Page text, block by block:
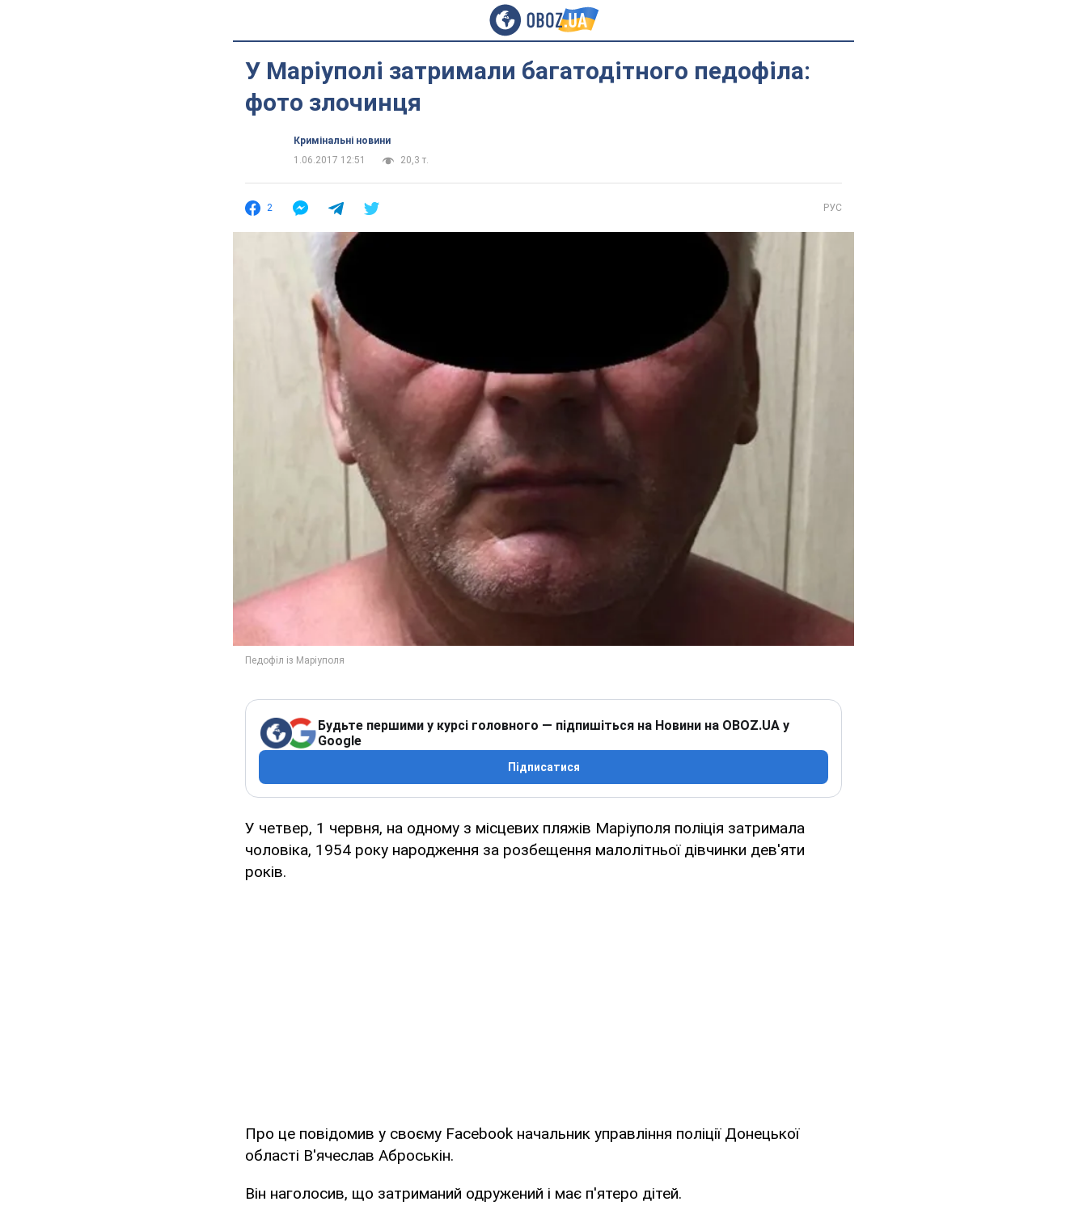
У Маріуполі затримали багатодітного педофіла:
фото злочинця
Кримінальні новини
1.06.2017 12:51
20,3 т.
2 РУС
Будьте першими у курсі головного — підпишіться на Новини на OBOZ.UA у
Google
Підписатися
У четвер, 1 червня, на одному з місцевих пляжів Маріуполя поліція затримала
чоловіка, 1954 року народження за розбещення малолітньої дівчинки дев'яти
років.
Про це повідомив у своєму Facebook начальник управління поліції Донецької
області В'ячеслав Аброськін.
Він наголосив, що затриманий одружений і має п'ятеро дітей.